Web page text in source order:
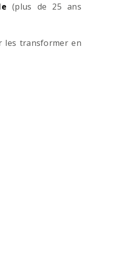
(plus de 25 ans
les transformer en